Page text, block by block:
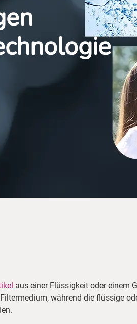
aus einer Flüssigkeit oder einem
während die flüssige